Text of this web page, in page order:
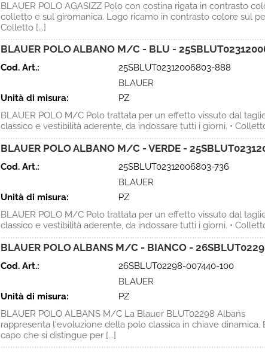
BLAUER POLO AGASIZZ Polo con costina rigata in contrasto
colletto e sul giromanica. Logo ricamo in contrasto colore sul
Colletto [...]
BLAUER POLO ALBANO M/C - BLU -
Cod. Art.:
25SBLUT02312006803-888
BLAUER
Unità di misura:
PZ
BLAUER POLO M/C Polo trattata per un effetto vissuto dal
classico e vestibilità aderente, da indossare tutti i giorni. •
BLAUER POLO ALBANO M/C - VERDE -
Cod. Art.:
25SBLUT02312006803-736
BLAUER
Unità di misura:
PZ
BLAUER POLO M/C Polo trattata per un effetto vissuto dal
classico e vestibilità aderente, da indossare tutti i giorni. •
BLAUER POLO ALBANS M/C - BIANCO -
Cod. Art.:
26SBLUT02298-007440-100
BLAUER
Unità di misura:
PZ
BLAUER POLO ALBANS M/C La Blauer BLUT02298 Albans
rappresenta l'evoluzione della polo classica in chiave dinamica.
capo che si distingue per [...]